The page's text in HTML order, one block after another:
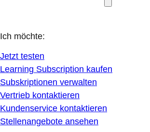
Ich möchte:
Jetzt testen
Learning Subscription kaufen
Subskriptionen verwalten
Vertrieb kontaktieren
Kundenservice kontaktieren
Stellenangebote ansehen